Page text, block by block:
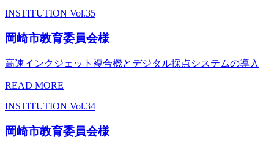
INSTITUTION Vol.35
岡崎市教育委員会様
高速インクジェット複合機とデジタル採点システムの導入
READ MORE
INSTITUTION Vol.34
岡崎市教育委員会様